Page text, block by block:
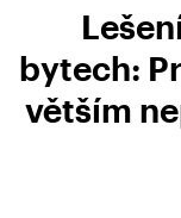
bytech:
větším